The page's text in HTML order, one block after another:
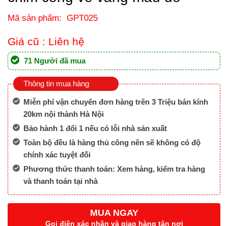
Mã sản phẩm: GPT025
Giá cũ : Liên hệ
71 Người đã mua
Thông tin mua hàng
Miễn phí vận chuyển đơn hàng trên 3 Triệu bán kính
20km nội thành Hà Nội
Bảo hành 1 đổi 1 nếu có lỗi nhà sản xuất
Toàn bộ đều là hàng thủ công nên sẽ không có độ
chính xác tuyệt đối
Phương thức thanh toán: Xem hàng, kiểm tra hàng
và thanh toán tại nhà
MUA NGAY
Gọi điện xác nhận và giao hàng tận nơi